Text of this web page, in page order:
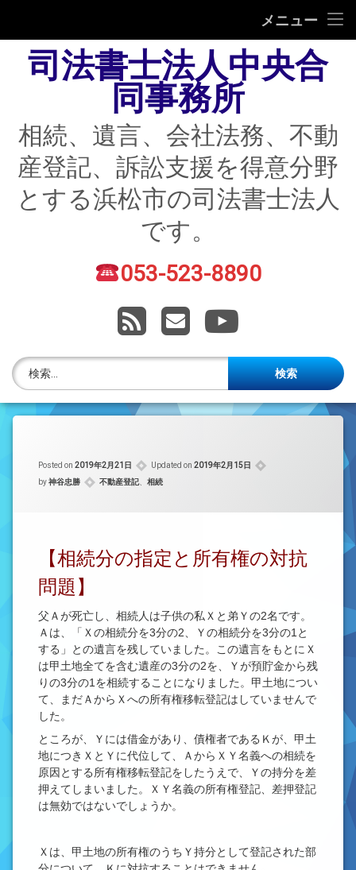
メニュー
相続
不動産登記
債務整理
住宅ローン返済にお困りの方
賃貸トラブル
株主名簿管理人
ご相談について
投稿記事一覧
法律を勉強しよう
司法書士資格者・受験生募集中
司法書士法人中央合
同事務所
相続、遺言、会社法務、不動
産登記、訴訟支援を得意分野
とする浜松市の司法書士法人
です。
電話番号: 053-523-8890
RSSメールアドレス
YouTube
検索:
Posted on 2019年2月21日 Updated on 2019年2月15日
by神谷忠勝 カテゴリー:
不動産登記、 相続
【相続分の指定と所有権の対抗
問題】
父Ａが死亡し、相続人は子供の私Ｘと弟Ｙの2名です。
Ａは、「Ｘの相続分を3分の2、Ｙの相続分を3分の1と
する」との遺言を残していました。この遺言をもとにＸ
は甲土地全てを含む遺産の3分の2を、Ｙが預貯金から残
りの3分の1を相続することになりました。甲土地につい
て、まだＡからＸへの所有権移転登記はしていませんで
した。
ところが、Ｙには借金があり、債権者であるＫが、甲土
地につきＸとＹに代位して、ＡからＸＹ名義への相続を
原因とする所有権移転登記をしたうえで、Ｙの持分を差
押えてしまいました。ＸＹ名義の所有権登記、差押登記
は無効ではないでしょうか。
Ｘは、甲土地の所有権のうちＹ持分として登記された部